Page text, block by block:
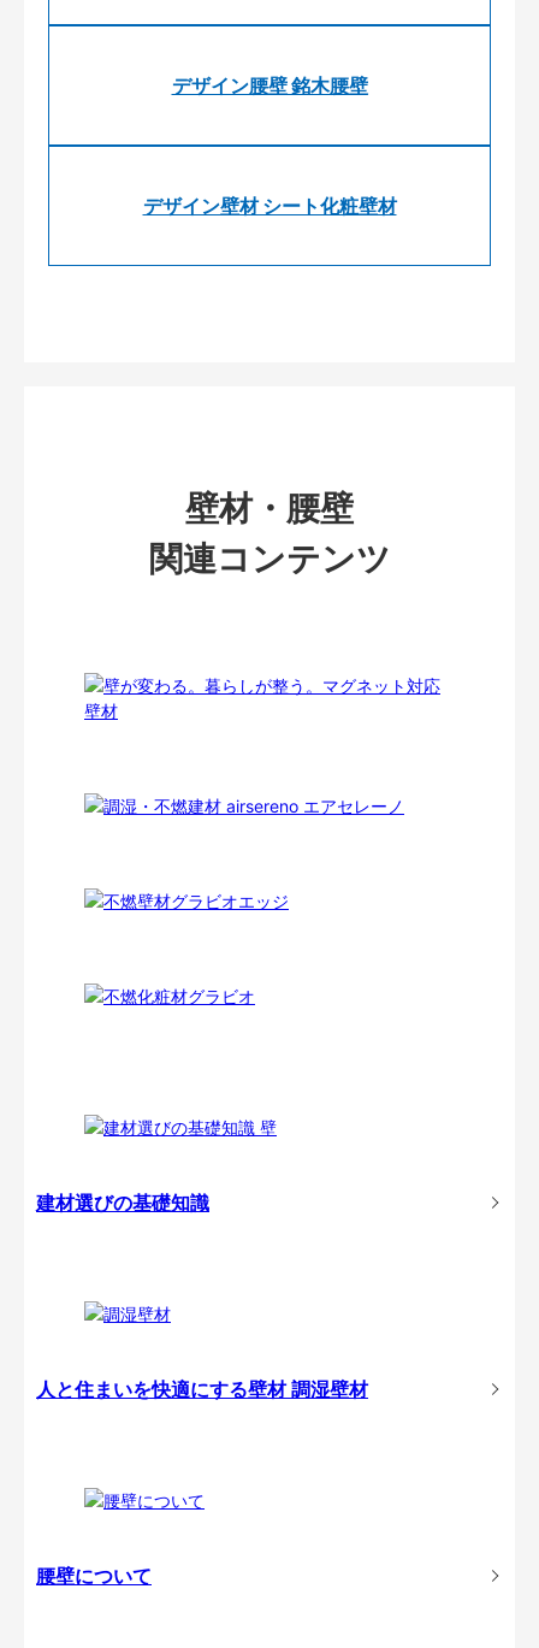
デザイン腰壁 銘木腰壁
デザイン壁材 シート化粧壁材
壁材・腰壁
関連コンテンツ
建材選びの基礎知識
人と住まいを快適にする壁材 調湿壁材
腰壁について